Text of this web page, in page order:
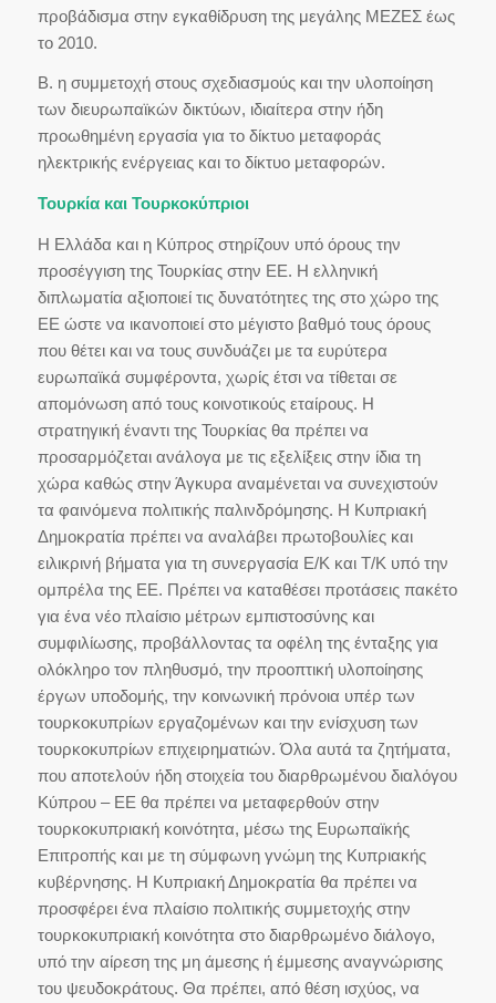
προβάδισμα στην εγκαθίδρυση της μεγάλης ΜΕΖΕΣ έως
το 2010.
Β. η συμμετοχή στους σχεδιασμούς και την υλοποίηση
των διευρωπαϊκών δικτύων, ιδιαίτερα στην ήδη
προωθημένη εργασία για το δίκτυο μεταφοράς
ηλεκτρικής ενέργειας και το δίκτυο μεταφορών.
Τουρκία και Τουρκοκύπριοι
Η Ελλάδα και η Κύπρος στηρίζουν υπό όρους την
προσέγγιση της Τουρκίας στην ΕΕ. Η ελληνική
διπλωματία αξιοποιεί τις δυνατότητες της στο χώρο της
ΕΕ ώστε να ικανοποιεί στο μέγιστο βαθμό τους όρους
που θέτει και να τους συνδυάζει με τα ευρύτερα
ευρωπαϊκά συμφέροντα, χωρίς έτσι να τίθεται σε
απομόνωση από τους κοινοτικούς εταίρους. Η
στρατηγική έναντι της Τουρκίας θα πρέπει να
προσαρμόζεται ανάλογα με τις εξελίξεις στην ίδια τη
χώρα καθώς στην Άγκυρα αναμένεται να συνεχιστούν
τα φαινόμενα πολιτικής παλινδρόμησης. Η Κυπριακή
Δημοκρατία πρέπει να αναλάβει πρωτοβουλίες και
ειλικρινή βήματα για τη συνεργασία Ε/Κ και Τ/Κ υπό την
ομπρέλα της ΕΕ. Πρέπει να καταθέσει προτάσεις πακέτο
για ένα νέο πλαίσιο μέτρων εμπιστοσύνης και
συμφιλίωσης, προβάλλοντας τα οφέλη της ένταξης για
ολόκληρο τον πληθυσμό, την προοπτική υλοποίησης
έργων υποδομής, την κοινωνική πρόνοια υπέρ των
τουρκοκυπρίων εργαζομένων και την ενίσχυση των
τουρκοκυπρίων επιχειρηματιών. Όλα αυτά τα ζητήματα,
που αποτελούν ήδη στοιχεία του διαρθρωμένου διαλόγου
Κύπρου – ΕΕ θα πρέπει να μεταφερθούν στην
τουρκοκυπριακή κοινότητα, μέσω της Ευρωπαϊκής
Επιτροπής και με τη σύμφωνη γνώμη της Κυπριακής
κυβέρνησης. Η Κυπριακή Δημοκρατία θα πρέπει να
προσφέρει ένα πλαίσιο πολιτικής συμμετοχής στην
τουρκοκυπριακή κοινότητα στο διαρθρωμένο διάλογο,
υπό την αίρεση της μη άμεσης ή έμμεσης αναγνώρισης
του ψευδοκράτους. Θα πρέπει, από θέση ισχύος, να